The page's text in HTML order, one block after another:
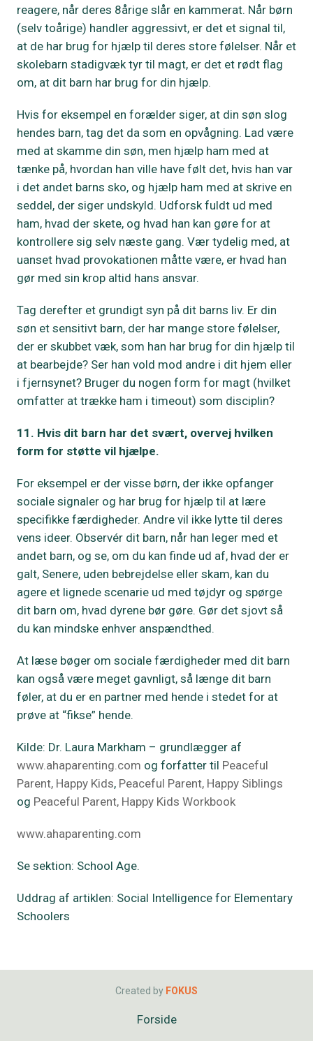
reagere, når deres 8årige slår en kammerat. Når børn
(selv toårige) handler aggressivt, er det et signal til,
at de har brug for hjælp til deres store følelser. Når et
skolebarn stadigvæk tyr til magt, er det et rødt flag
om, at dit barn har brug for din hjælp.
Hvis for eksempel en forælder siger, at din søn slog
hendes barn, tag det da som en opvågning. Lad være
med at skamme din søn, men hjælp ham med at
tænke på, hvordan han ville have følt det, hvis han var
i det andet barns sko, og hjælp ham med at skrive en
seddel, der siger undskyld. Udforsk fuldt ud med
ham, hvad der skete, og hvad han kan gøre for at
kontrollere sig selv næste gang. Vær tydelig med, at
uanset hvad provokationen måtte være, er hvad han
gør med sin krop altid hans ansvar.
Tag derefter et grundigt syn på dit barns liv. Er din
søn et sensitivt barn, der har mange store følelser,
der er skubbet væk, som han har brug for din hjælp til
at bearbejde? Ser han vold mod andre i dit hjem eller
i fjernsynet? Bruger du nogen form for magt (hvilket
omfatter at trække ham i timeout) som disciplin?
11. Hvis dit barn har det svært, overvej hvilken
form for støtte vil hjælpe.
For eksempel er der visse børn, der ikke opfanger
sociale signaler og har brug for hjælp til at lære
specifikke færdigheder. Andre vil ikke lytte til deres
vens ideer. Observér dit barn, når han leger med et
andet barn, og se, om du kan finde ud af, hvad der er
galt, Senere, uden bebrejdelse eller skam, kan du
agere et lignede scenarie ud med tøjdyr og spørge
dit barn om, hvad dyrene bør gøre. Gør det sjovt så
du kan mindske enhver anspændthed.
At læse bøger om sociale færdigheder med dit barn
kan også være meget gavnligt, så længe dit barn
føler, at du er en partner med hende i stedet for at
prøve at “fikse” hende.
Kilde: Dr. Laura Markham – grundlægger af
www.ahaparenting.com og forfatter til Peaceful
Parent, Happy Kids, Peaceful Parent, Happy Siblings
og Peaceful Parent, Happy Kids Workbook
www.ahaparenting.com
Se sektion: School Age.
Uddrag af artiklen: Social Intelligence for Elementary
Schoolers
Created by FOKUS
Forside